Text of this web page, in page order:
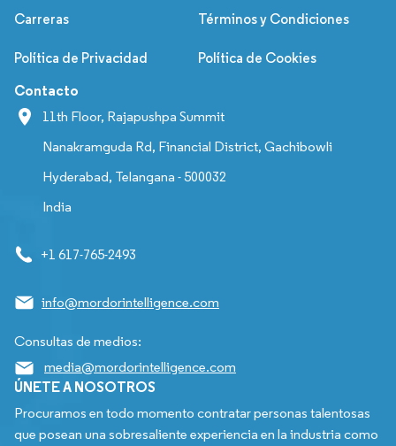
Carreras Términos y Condiciones
Política de Privacidad Política de Cookies
Contacto
11th Floor, Rajapushpa Summit
Nanakramguda Rd, Financial District, Gachibowli
Hyderabad, Telangana - 500032
India
+1 617-765-2493
info@mordorintelligence.com
Consultas de medios:
media@mordorintelligence.com
ÚNETE A NOSOTROS
Procuramos en todo momento contratar personas talentosas
que posean una sobresaliente experiencia en la industria como